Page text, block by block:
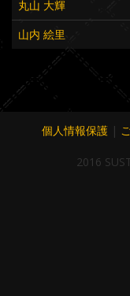
丸山 大輝
山内 絵里
個人情報保護 |
2016